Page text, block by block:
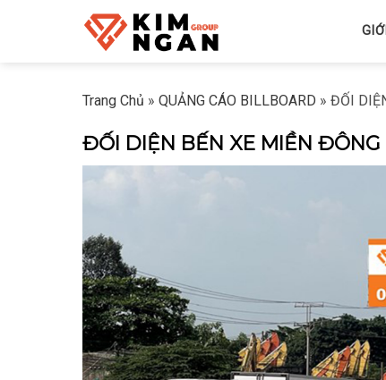
Trang Chủ » QUẢNG CÁO BILLBOARD » ĐỐI
ĐỐI DIỆN BẾN XE MIỀN ĐÔNG